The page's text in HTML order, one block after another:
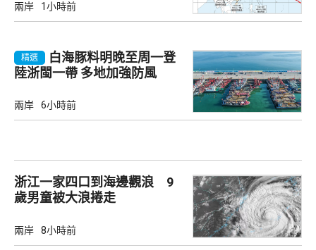
兩岸 1小時前
精選
白海豚料明晚至周一登
陸浙閩一帶 多地加強防風
兩岸 6小時前
浙江一家四口到海邊觀浪 9
歲男童被大浪捲走
兩岸 8小時前